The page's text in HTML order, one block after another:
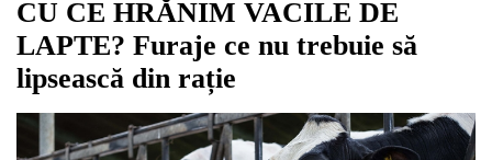
CU CE HRĂNIM VACILE DE
LAPTE? Furaje ce nu trebuie să
lipsească din rație